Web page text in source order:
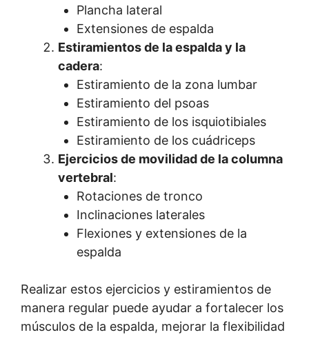
Plancha lateral
Extensiones de espalda
Estiramientos de la espalda y la
cadera:
Estiramiento de la zona lumbar
Estiramiento del psoas
Estiramiento de los isquiotibiales
Estiramiento de los cuádriceps
Ejercicios de movilidad de la columna
vertebral:
Rotaciones de tronco
Inclinaciones laterales
Flexiones y extensiones de la
espalda
Realizar estos ejercicios y estiramientos de
manera regular puede ayudar a fortalecer los
músculos de la espalda, mejorar la flexibilidad